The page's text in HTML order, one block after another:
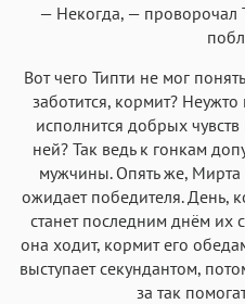
— Некогда, — проворочал
Вот чего Типти не мог
заботится, кормит? Неужто
исполнится добрых
ней? Так ведь к гонкам
мужчины. Опять же, Мирта
ожидает победителя. День,
станет последним днём их
она ходит, кормит его
выступает секундантом,
за так